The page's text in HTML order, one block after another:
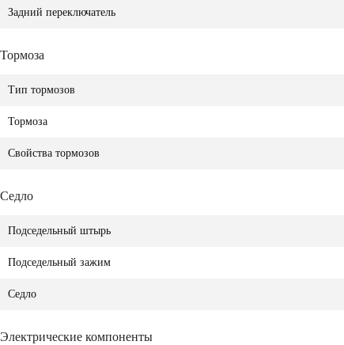
Задний переключатель
Тормоза
Тип тормозов
Тормоза
Свойства тормозов
Седло
Подседельный штырь
Подседельный зажим
Седло
Электрические компоненты